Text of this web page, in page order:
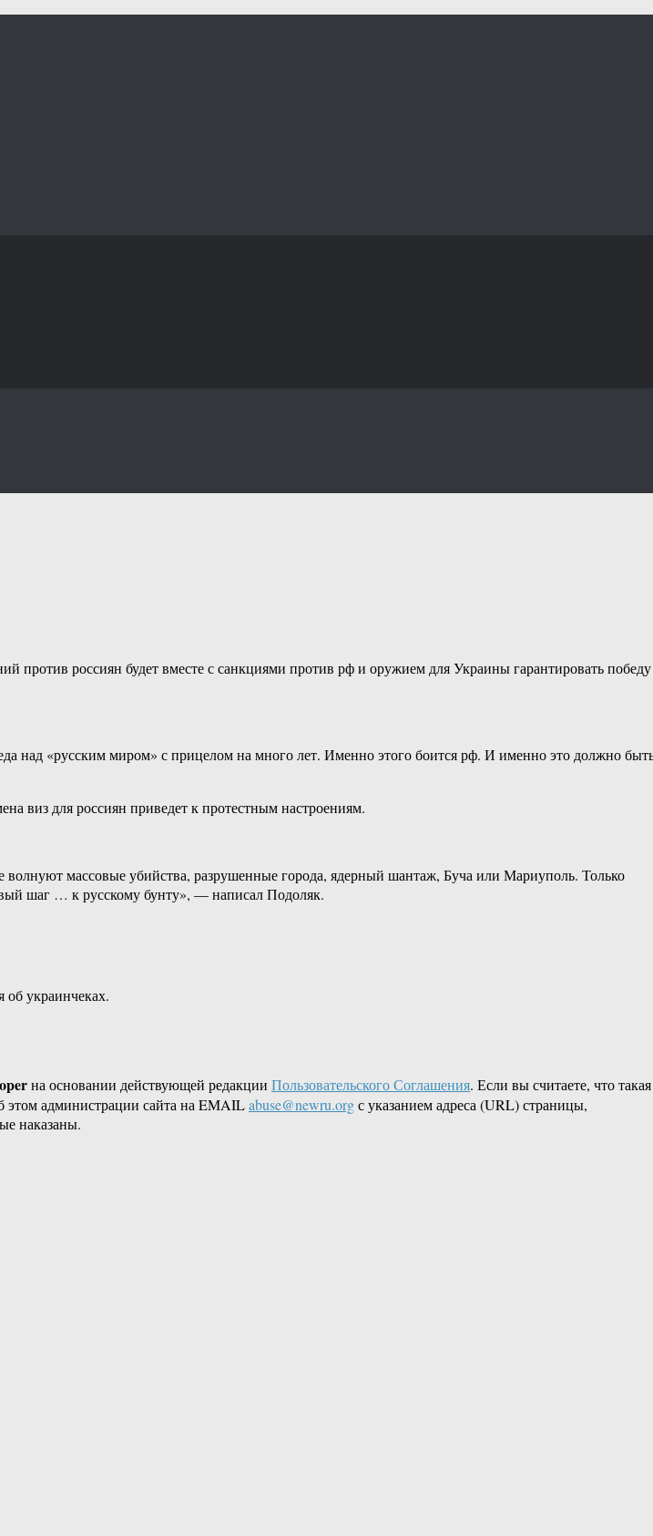
против россиян будет вместе с санкциями против рф и оружием для Украины гарантировать победу
над «русским миром» с прицелом на много лет. Именно этого боится рф. И именно это должно
виз для россиян приведет к протестным настроениям.
массовые убийства, разрушенные города, ядерный шантаж, Буча или Мариуполь. Только
шаг … к русскому бунту», — написал Подоляк.
об украинчеках.
на основании действующей редакции Пользовательского Соглашения. Если вы считаете, что такая
этом администрации сайта на EMAILabuse@newru.orgс указанием адреса (URL) страницы,
наказаны.